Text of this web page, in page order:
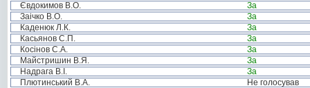
Євдокимов В.О.
За
Заічко В.О.
За
Каденюк Л.К.
За
Касьянов С.П.
За
Косінов С.А.
За
Майстришин В.Я.
За
Надрага В.І.
За
Плютинський В.А.
Не голосував